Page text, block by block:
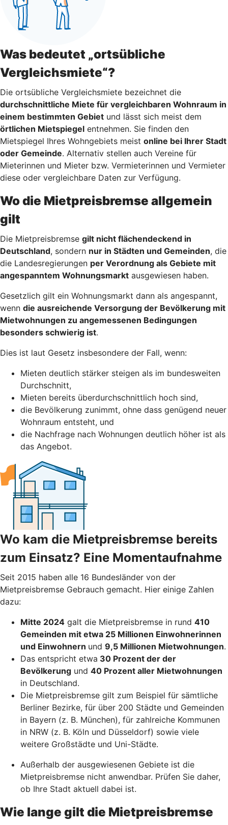
Was bedeutet „ortsübliche
Vergleichsmiete“?
Die ortsübliche Vergleichsmiete bezeichnet die
durchschnittliche Miete für vergleichbaren Wohnraum in
einem bestimmten Gebiet und lässt sich meist dem
örtlichen Mietspiegel entnehmen. Sie finden den
Mietspiegel Ihres Wohngebiets meist online bei Ihrer Stadt
oder Gemeinde. Alternativ stellen auch Vereine für
Mieterinnen und Mieter bzw. Vermieterinnen und Vermieter
diese oder vergleichbare Daten zur Verfügung.
Wo die Mietpreisbremse allgemein
gilt
Die Mietpreisbremse gilt nicht flächendeckend in
Deutschland, sondern nur in Städten und Gemeinden, die
die Landesregierungen per Verordnung als Gebiete mit
angespanntem Wohnungsmarkt ausgewiesen haben.
Gesetzlich gilt ein Wohnungsmarkt dann als angespannt,
wenn die ausreichende Versorgung der Bevölkerung mit
Mietwohnungen zu angemessenen Bedingungen
besonders schwierig ist.
Dies ist laut Gesetz insbesondere der Fall, wenn:
Mieten deutlich stärker steigen als im bundesweiten
Durchschnitt,
Mieten bereits überdurchschnittlich hoch sind,
die Bevölkerung zunimmt, ohne dass genügend neuer
Wohnraum entsteht, und
die Nachfrage nach Wohnungen deutlich höher ist als
das Angebot.
Wo kam die Mietpreisbremse bereits
zum Einsatz? Eine Momentaufnahme
Seit 2015 haben alle 16 Bundesländer von der
Mietpreisbremse Gebrauch gemacht. Hier einige Zahlen
dazu:
Mitte 2024 galt die Mietpreisbremse in rund 410
Gemeinden mit etwa 25 Millionen Einwohnerinnen
und Einwohnern und 9,5 Millionen Mietwohnungen.
Das entspricht etwa 30 Prozent der der
Bevölkerung und 40 Prozent aller Mietwohnungen
in Deutschland.
Die Mietpreisbremse gilt zum Beispiel für sämtliche
Berliner Bezirke, für über 200 Städte und Gemeinden
in Bayern (z. B. München), für zahlreiche Kommunen
in NRW (z. B. Köln und Düsseldorf) sowie viele
weitere Großstädte und Uni-Städte.
Außerhalb der ausgewiesenen Gebiete ist die
Mietpreisbremse nicht anwendbar. Prüfen Sie daher,
ob Ihre Stadt aktuell dabei ist.
Wie lange gilt die Mietpreisbremse